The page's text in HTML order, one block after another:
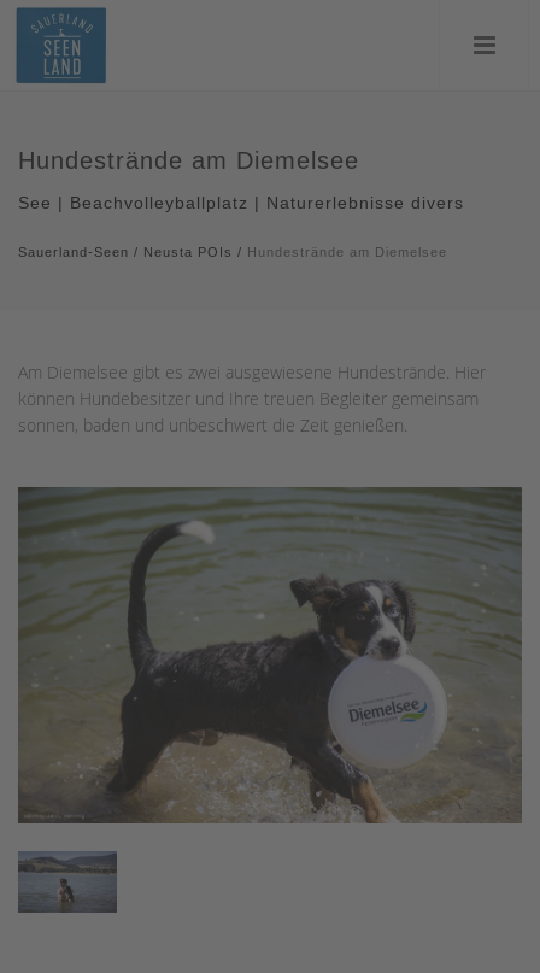
Hundestrände am Diemelsee
See | Beachvolleyballplatz | Naturerlebnisse divers
Sauerland-Seen / Neusta POIs / Hundestrände am Diemelsee
Am Diemelsee gibt es zwei ausgewiesene Hundestrände. Hier
können Hundebesitzer und Ihre treuen Begleiter gemeinsam
sonnen, baden und unbeschwert die Zeit genießen.